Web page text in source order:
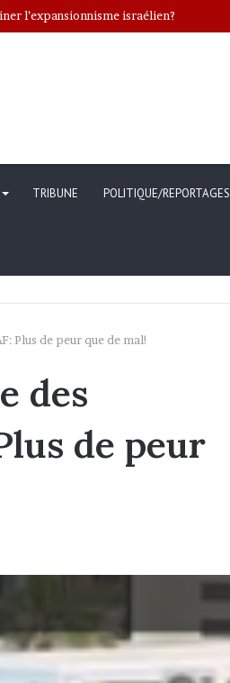
TRIBUNE POLITIQUE/REPORTAGES
Plus de peur que de mal!
des
de peur